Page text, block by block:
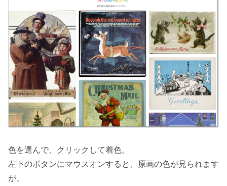
色を選んで、クリックして着色。
左下のボタンにマウスオンすると、原画の色が見られます
が、